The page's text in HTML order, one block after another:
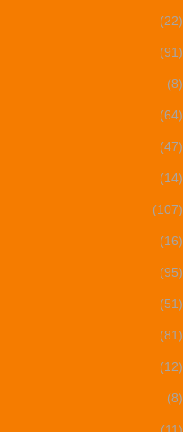
(22)
(91)
(8)
(64)
(47)
(14)
(107)
(16)
(95)
(51)
(81)
(12)
(8)
(11)